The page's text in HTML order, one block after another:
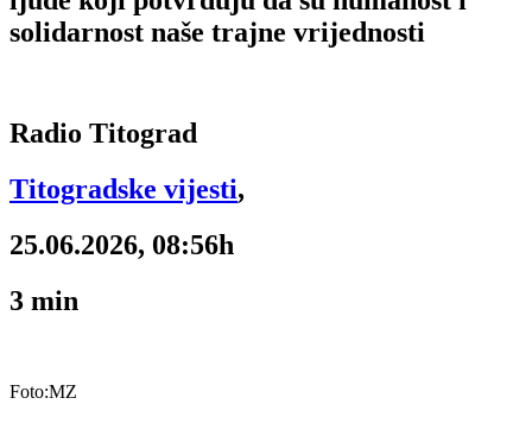
solidarnost naše trajne vrijednosti
Radio Titograd
Titogradske vijesti,
25.06.2026, 08:56h
3 min
Foto:MZ